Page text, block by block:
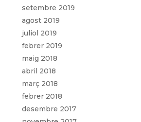
setembre 2019
agost 2019
juliol 2019
febrer 2019
maig 2018
abril 2018
març 2018
febrer 2018
desembre 2017